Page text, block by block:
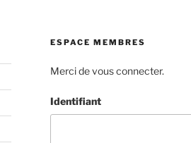
ESPACE MEMBRES
Merci de vous connecter.
Identifiant